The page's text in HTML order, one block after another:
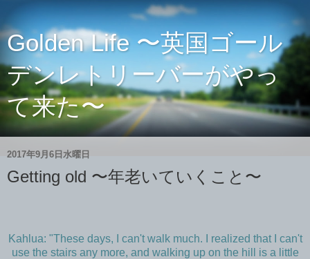
Golden Life 〜英国ゴール
デンレトリーバーがやっ
て来た〜
2017年9月6日水曜日
Getting old 〜年老いていくこと〜
Kahlua: "These days, I can't walk much. I realized that I can't
use the stairs any more, and walking up on the hill is a little